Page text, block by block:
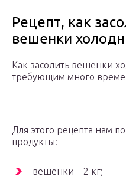
Рецепт, как
вешенки
Как засолить вешенки
требующим много
Для этого рецепта нам
продукты:
вешенки – 2 кг;